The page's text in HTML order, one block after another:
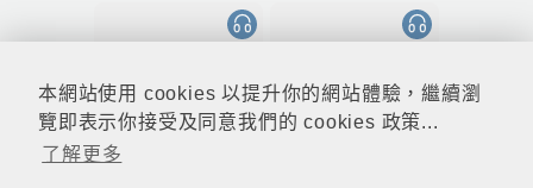
本網站使用 cookies 以提升你的網站體驗，繼續瀏
覽即表示你接受及同意我們的 cookies 政策...
了解更多